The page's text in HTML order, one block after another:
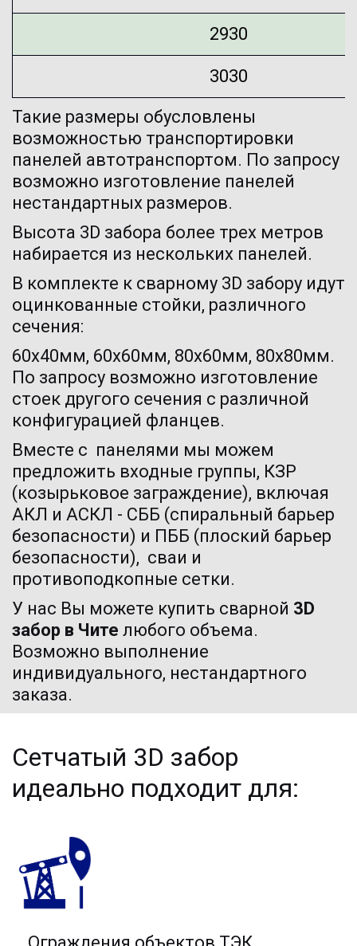
2930
3030
Такие размеры обусловлены
возможностью транспортировки
панелей автотранспортом. По запросу
возможно изготовление панелей
нестандартных размеров.
Высота 3D забора более трех метров
набирается из нескольких панелей.
В комплекте к сварному 3D забору идут
оцинкованные стойки, различного
сечения:
60х40мм, 60х60мм, 80х60мм, 80х80мм.
По запросу возможно изготовление
стоек другого сечения с различной
конфигурацией фланцев.
Вместе с  панелями мы можем
предложить входные группы, КЗР
(козырьковое заграждение), включая
АКЛ и АСКЛ - СББ (спиральный барьер
безопасности) и ПББ (плоский барьер
безопасности),  сваи и
противоподкопные сетки.
У нас Вы можете купить сварной 3D
забор в Чите любого объема.
Возможно выполнение
индивидуального, нестандартного
заказа.
Сетчатый 3D забор
идеально подходит для: